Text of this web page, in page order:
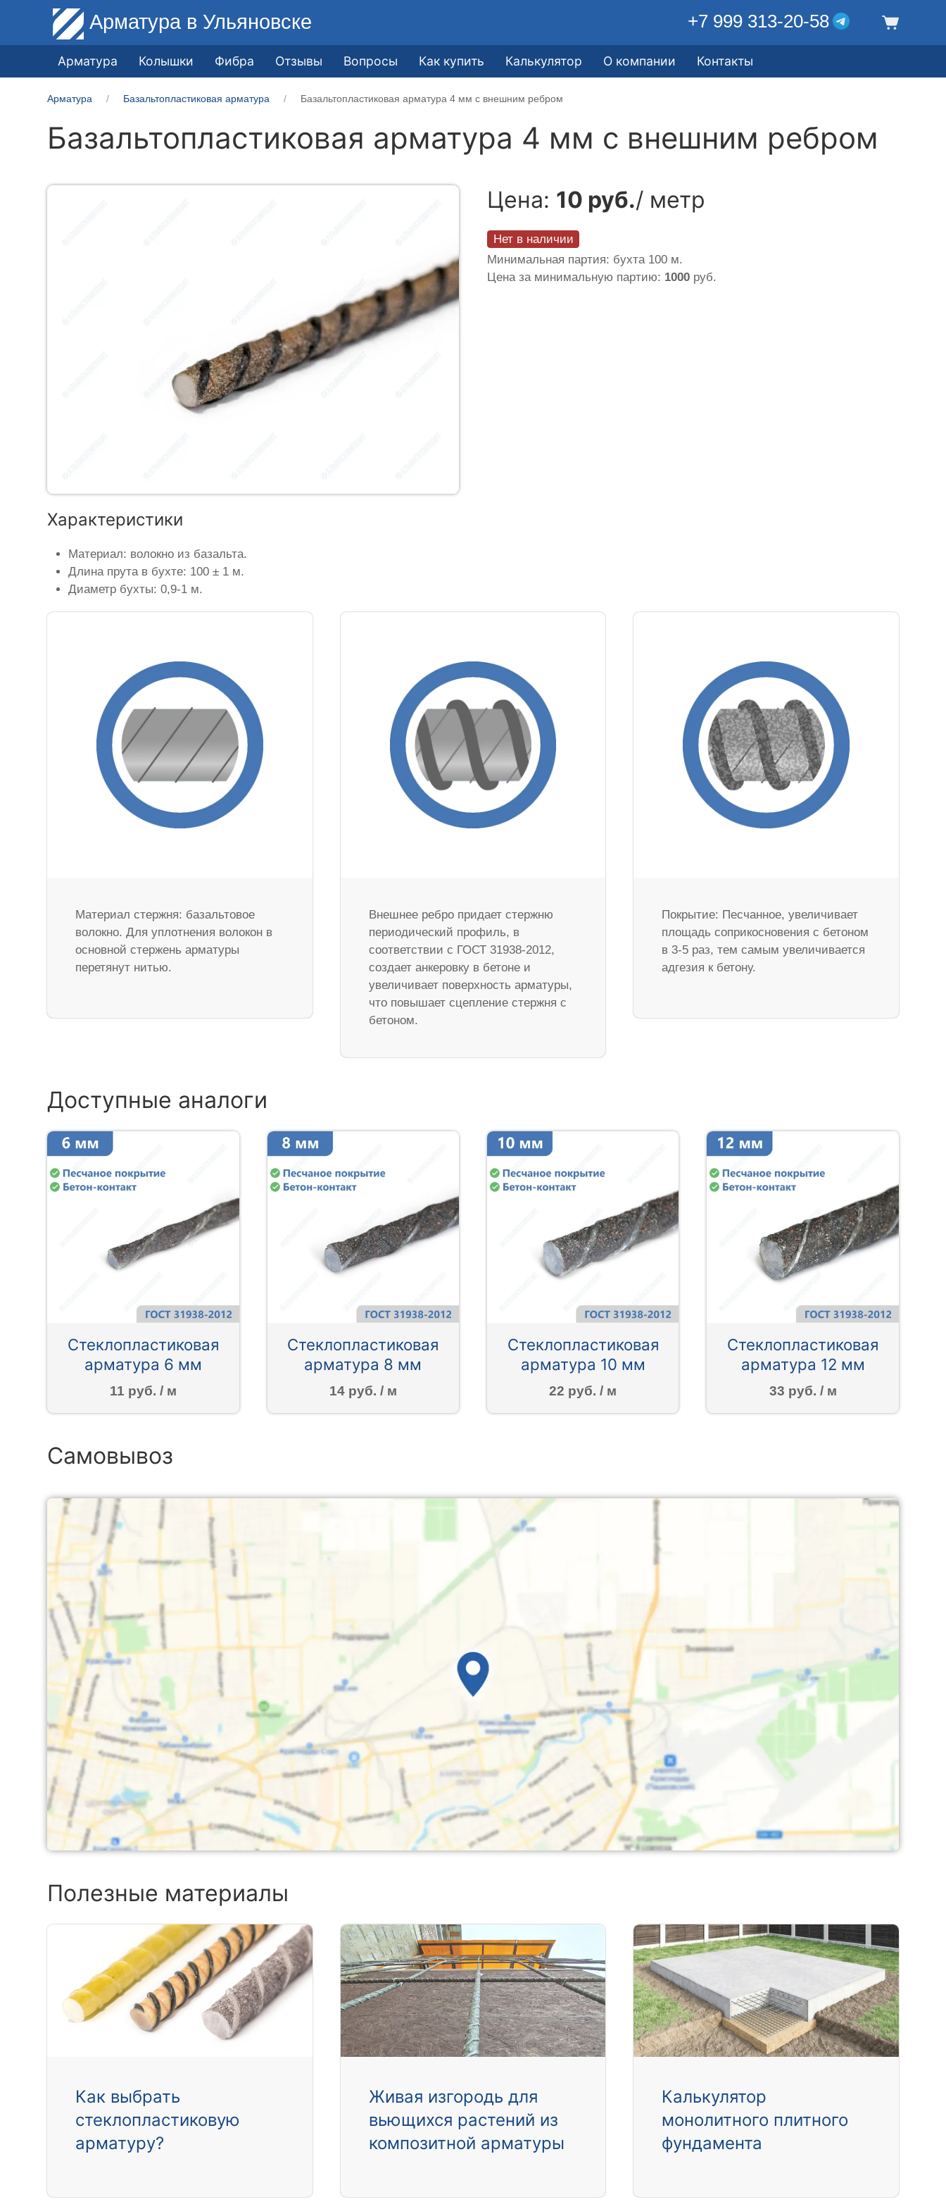
Арматура в Ульяновске +7 999 313-20-58
Арматура Колышки Фибра Отзывы Вопросы Как купить Калькулятор О компании Контакты
Арматура Базальтопластиковая арматура Базальтопластиковая арматура 4 мм с внешним ребром
Базальтопластиковая арматура 4 мм с внешним ребром
Цена: 10 руб./ метр
Нет в наличии
Минимальная партия: бухта 100 м.
Цена за минимальную партию: 1000 руб.
Характеристики
Материал: волокно из базальта.
Длина прута в бухте: 100 ± 1 м.
Диаметр бухты: 0,9-1 м.
Материал стержня: базальтовое
волокно. Для уплотнения волокон в
основной стержень арматуры
перетянут нитью.
Внешнее ребро придает стержню
периодический профиль, в
соответствии с ГОСТ 31938-2012,
создает анкеровку в бетоне и
увеличивает поверхность арматуры,
что повышает сцепление стержня с
бетоном.
Покрытие: Песчанное, увеличивает
площадь соприкосновения с бетоном
в 3-5 раз, тем самым увеличивается
адгезия к бетону.
Доступные аналоги
Стеклопластиковая
арматура 6 мм
11 руб. / м
Стеклопластиковая
арматура 8 мм
14 руб. / м
Стеклопластиковая
арматура 10 мм
22 руб. / м
Стеклопластиковая
арматура 12 мм
33 руб. / м
Самовывоз
Полезные материалы
Как выбрать
стеклопластиковую
арматуру?
Живая изгородь для
вьющихся растений из
композитной арматуры
Калькулятор
монолитного плитного
фундамента